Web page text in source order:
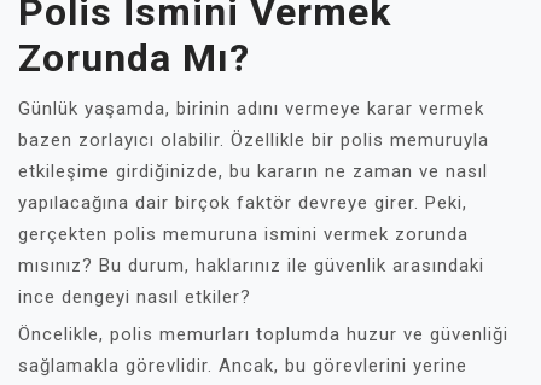
Polis İsmini Vermek
Zorunda Mı?
Günlük yaşamda, birinin adını vermeye karar vermek
bazen zorlayıcı olabilir. Özellikle bir polis memuruyla
etkileşime girdiğinizde, bu kararın ne zaman ve nasıl
yapılacağına dair birçok faktör devreye girer. Peki,
gerçekten polis memuruna ismini vermek zorunda
mısınız? Bu durum, haklarınız ile güvenlik arasındaki
ince dengeyi nasıl etkiler?
Öncelikle, polis memurları toplumda huzur ve güvenliği
sağlamakla görevlidir. Ancak, bu görevlerini yerine